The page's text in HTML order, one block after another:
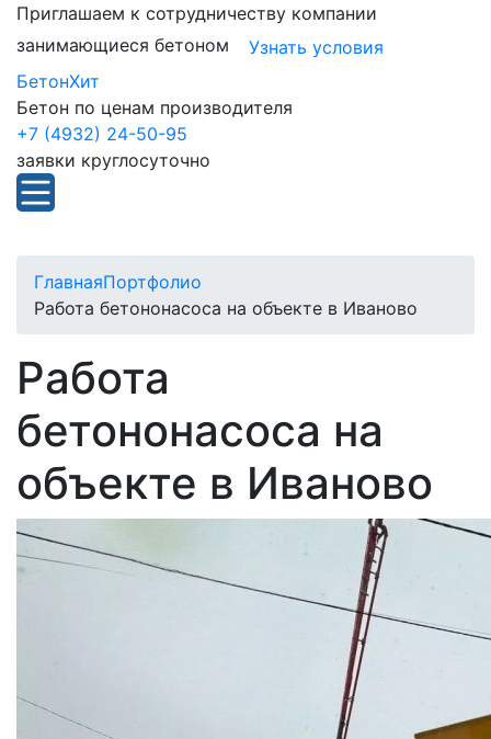
Приглашаем к сотрудничеству компании
занимающиеся бетоном
Узнать условия
БетонХит
Бетон по ценам производителя
+7 (4932) 24-50-95
заявки круглосуточно
ГлавнаяПортфолио
Работа бетононасоса на объекте в Иваново
Работа
бетононасоса на
объекте в Иваново